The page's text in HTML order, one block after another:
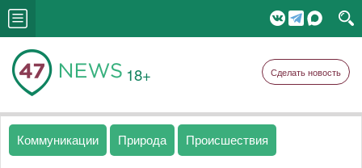
18+ Сделать новость
Коммуникации Природа Происшествия